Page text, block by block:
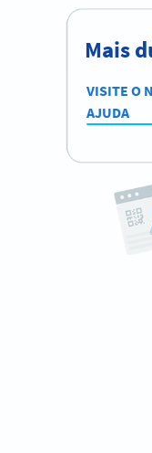
Mais
VISITE O
AJUDA